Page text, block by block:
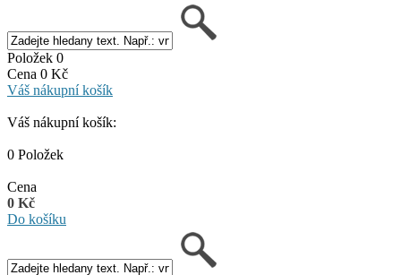
Položek 0
Cena 0 Kč
Váš nákupní košík
Váš nákupní košík:
0 Položek
Cena
0 Kč
Do košíku